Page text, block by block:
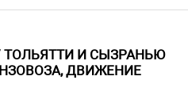
И СЫЗРАНЬЮ
ДВИЖЕНИЕ